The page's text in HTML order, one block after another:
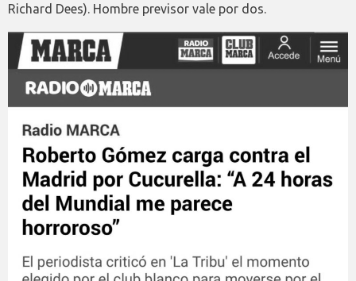
Richard Dees). Hombre previsor vale por dos.